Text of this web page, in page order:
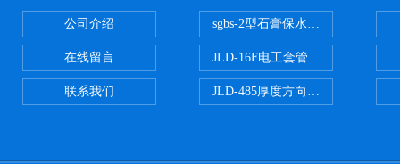
公司介绍
在线留言
联系我们
sgbs-2型石膏保水率测定仪粉刷
JLD-16F电工套管恒温水浴管材
JLD-485厚度方向性钢板拉伸试验